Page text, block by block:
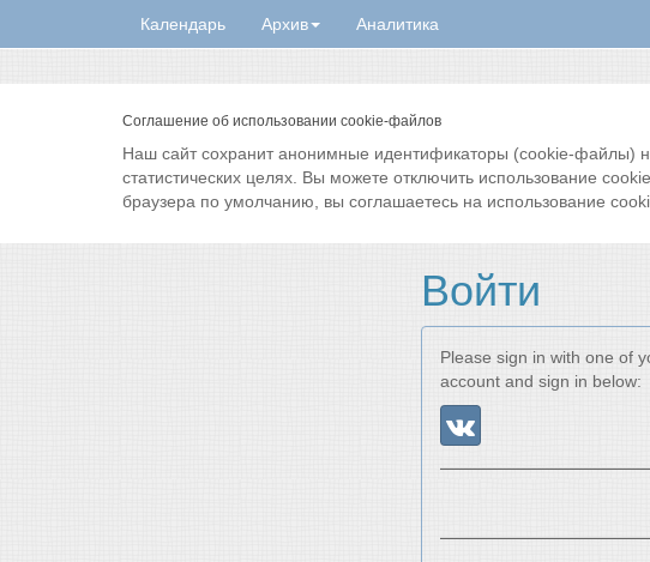
Календарь Архив Аналитика
Соглашение об использовании cookie-файлов
Наш сайт сохранит анонимные идентификаторы (cookie-файлы)
статистических целях. Вы можете отключить использование
браузера по умолчанию, вы соглашаетесь на использование
Войти
Please sign in with one of
account and sign in below: